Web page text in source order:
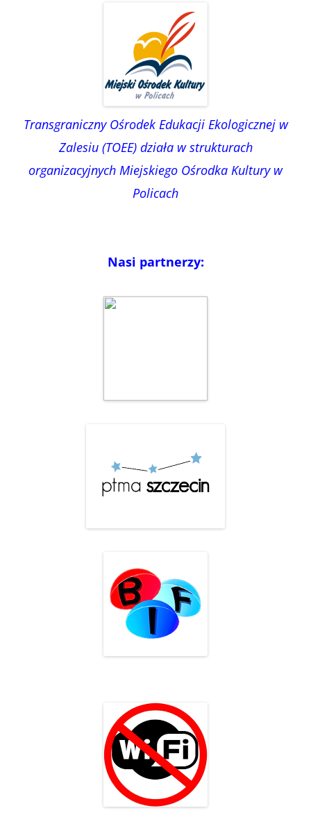
Transgraniczny Ośrodek Edukacji Ekologicznej w
Zalesiu (TOEE) działa w strukturach
organizacyjnych Miejskiego Ośrodka Kultury w
Policach
Nasi partnerzy: